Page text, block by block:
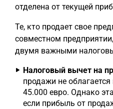
отделена от текущей
Те, кто продает свое
совместном
двумя важными
Налоговый вычет на
продажи не
45.000 евро. Однако
если прибыль от